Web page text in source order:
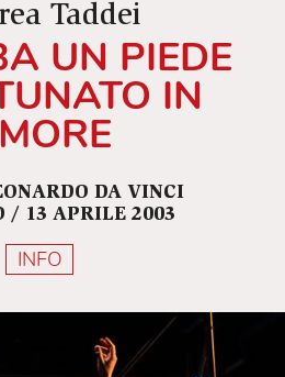
Taddei
UN PIEDE
IN
DA VINCI
/ 13 APRILE 2003
INFO